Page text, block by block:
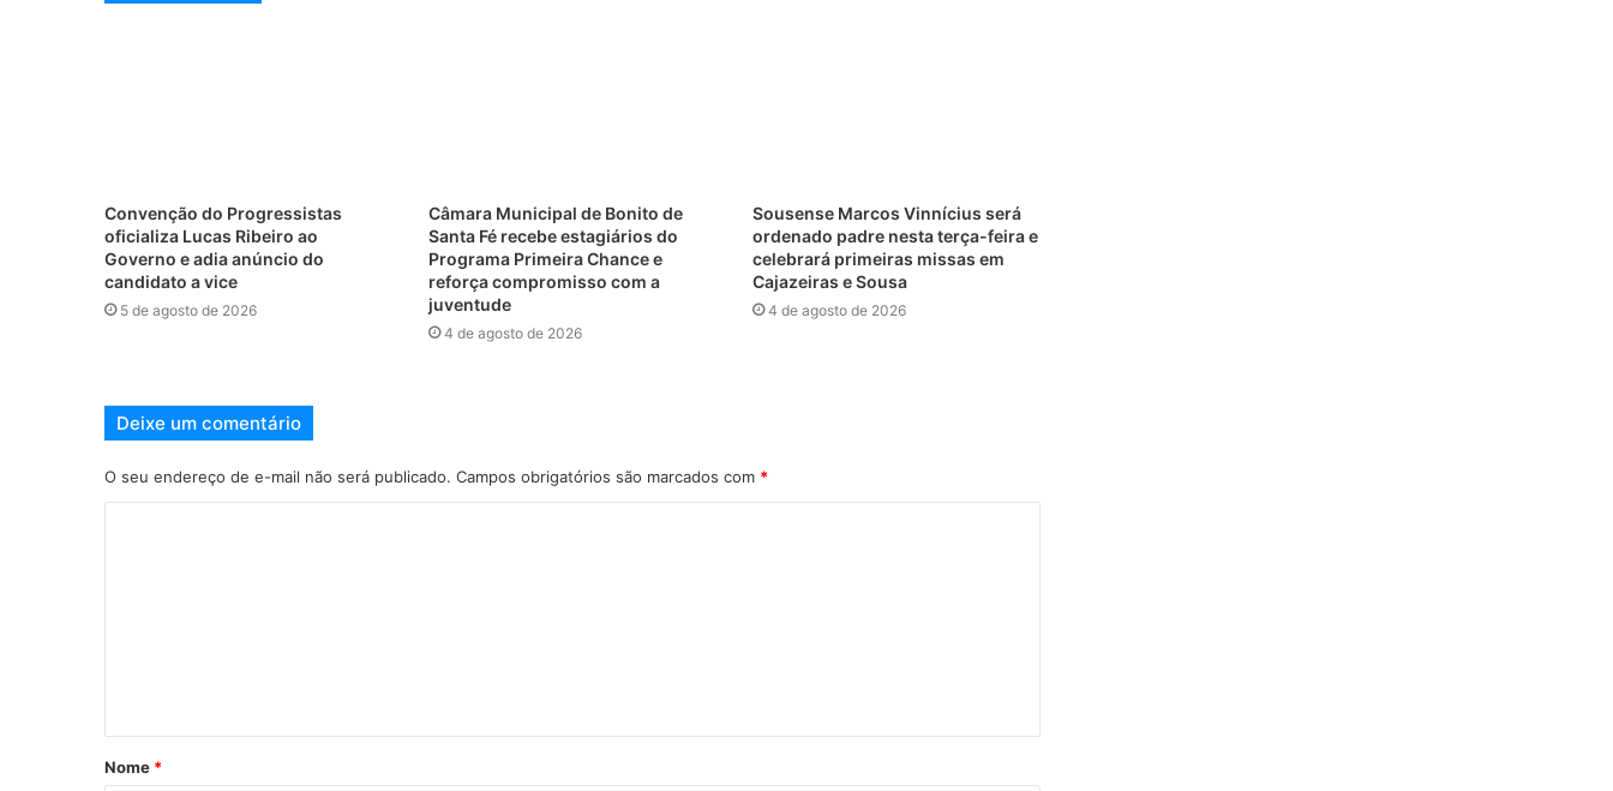
Convenção do Progressistas
oficializa Lucas Ribeiro ao
Governo e adia anúncio do
candidato a vice
5 de agosto de 2026
Câmara Municipal de Bonito de
Santa Fé recebe estagiários do
Programa Primeira Chance e
reforça compromisso com a
juventude
4 de agosto de 2026
Sousense Marcos Vinnícius será
ordenado padre nesta terça-feira e
celebrará primeiras missas em
Cajazeiras e Sousa
4 de agosto de 2026
Deixe um comentário
O seu endereço de e-mail não será publicado. Campos obrigatórios são marcados com *
Nome *